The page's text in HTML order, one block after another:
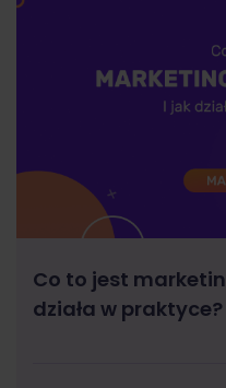
Co to jest
działa w praktyce?